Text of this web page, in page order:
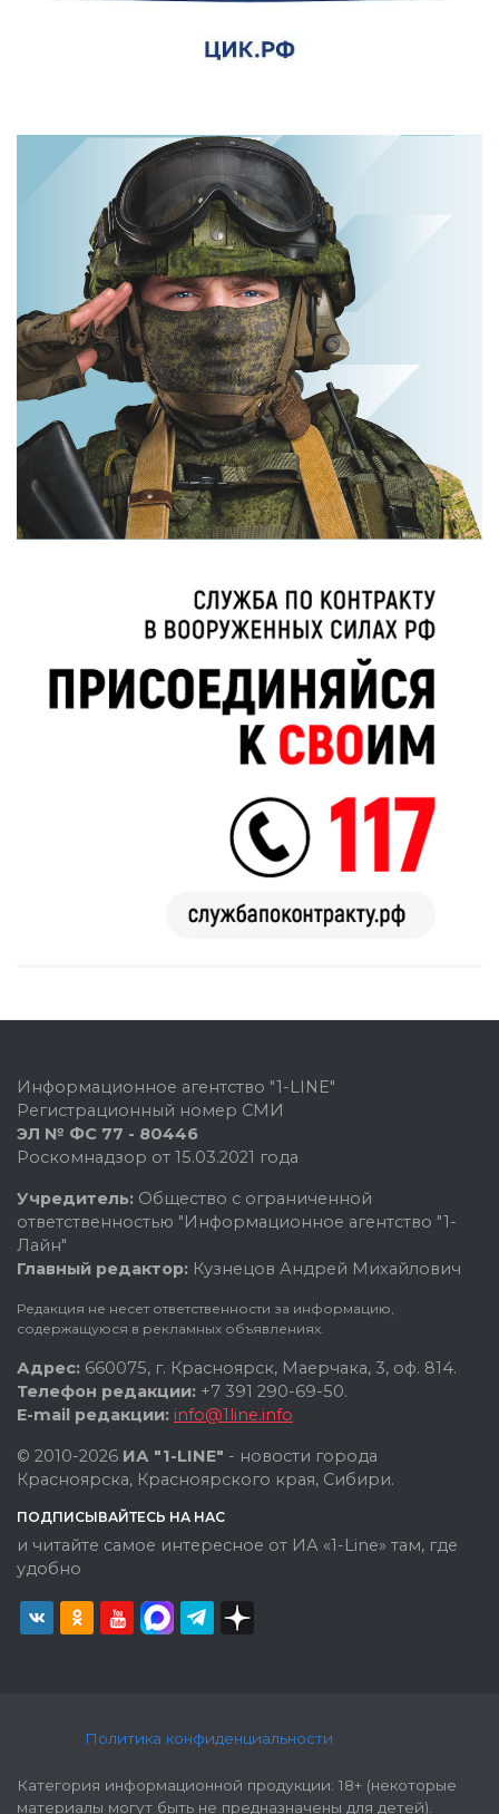
Информационное агентство "1-LINE"
Регистрационный номер СМИ
ЭЛ № ФС 77 - 80446
Роскомнадзор от 15.03.2021 года
Учредитель: Общество с ограниченной
ответственностью "Информационное агентство "1-
Лайн"
Главный редактор: Кузнецов Андрей Михайлович
Редакция не несет ответственности за информацию,
содержащуюся в рекламных объявлениях.
Адрес: 660075, г. Красноярск, Маерчака, 3, оф. 814.
Телефон редакции: +7 391 290-69-50.
E-mail редакции: info@1line.info
© 2010-2026 ИА "1-LINE" - новости города
Красноярска, Красноярского края, Сибири.
ПОДПИСЫВАЙТЕСЬ НА НАС
и читайте самое интересное от ИА «1-Line» там, где
удобно
Политика конфиденциальности
Категория информационной продукции: 18+ (некоторые
материалы могут быть не предназначены для детей).